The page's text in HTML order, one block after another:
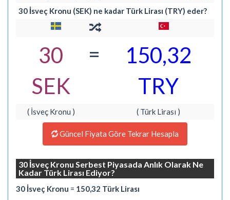
30 İsveç Kronu (SEK) ne kadar Türk Lirası (TRY) eder?
30
SEK
=
150,32
TRY
( İsveç Kronu ) ( Türk Lirası )
Güncel Fiyata Göre Tekrar Hesapla
30 İsveç Kronu Serbest Piyasada Anlık Olarak Ne
Kadar Türk Lirası Ediyor?
30 İsveç Kronu = 150,32 Türk Lirası